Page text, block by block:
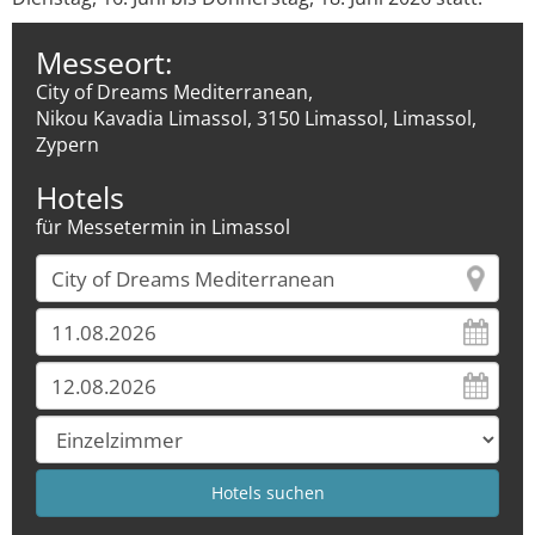
Messeort:
City of Dreams Mediterranean,
Nikou Kavadia Limassol, 3150 Limassol, Limassol,
Zypern
Hotels
für Messetermin in Limassol